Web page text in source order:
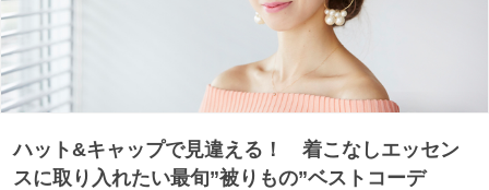
ハット&キャップで見違える！ 着こなしエッセン
スに取り入れたい最旬”被りもの”ベストコーデ